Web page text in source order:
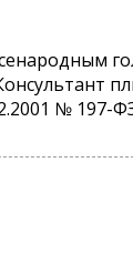
№ 197-